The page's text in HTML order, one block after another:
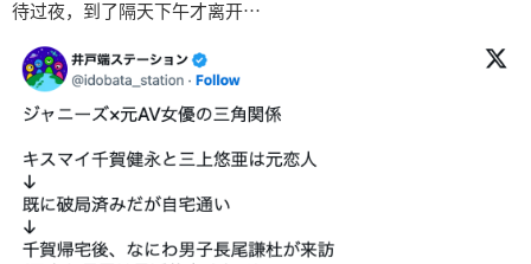
待过夜，到了隔天下午才离开⋯